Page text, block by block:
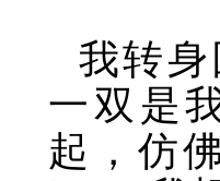
我转
一双是
起，仿